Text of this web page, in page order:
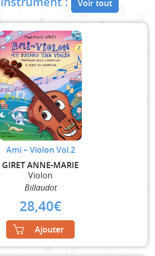
Voir tout
Ami – Violon Vol.2
GIRET ANNE-MARIE
Violon
Billaudot
28,40€
Ajouter